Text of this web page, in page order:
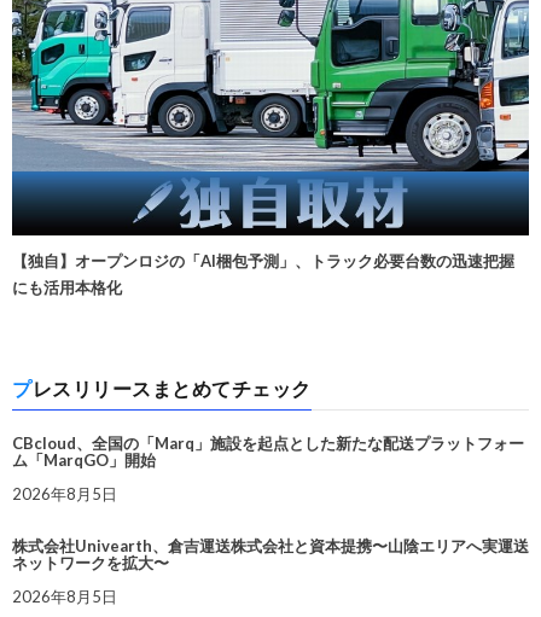
【独自】オープンロジの「AI梱包予測」、トラック必要台数の迅速把握
にも活用本格化
プレスリリースまとめてチェック
CBcloud、全国の「Marq」施設を起点とした新たな配送プラットフォー
ム「MarqGO」開始
2026年8月5日
株式会社Univearth、倉吉運送株式会社と資本提携〜山陰エリアへ実運送
ネットワークを拡大〜
2026年8月5日